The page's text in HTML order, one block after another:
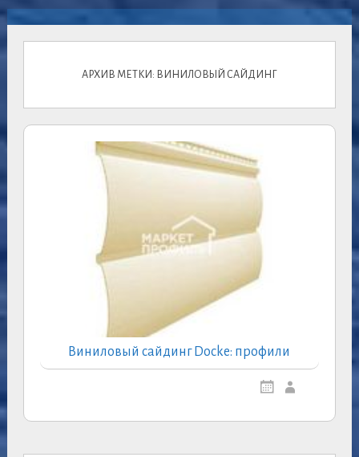
АРХИВ МЕТКИ: ВИНИЛОВЫЙ САЙДИНГ
Виниловый сайдинг Docke: профили